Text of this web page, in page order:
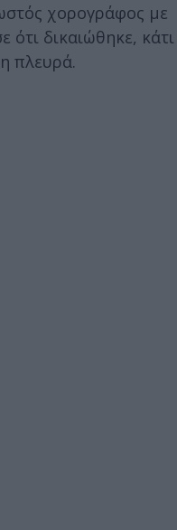
χορογράφος με
δικαιώθηκε, κάτι
πλευρά.